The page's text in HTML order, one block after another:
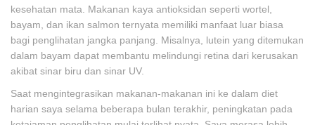
kesehatan mata. Makanan kaya antioksidan seperti wortel,
bayam, dan ikan salmon ternyata memiliki manfaat luar biasa
bagi penglihatan jangka panjang. Misalnya, lutein yang ditemukan
dalam bayam dapat membantu melindungi retina dari kerusakan
akibat sinar biru dan sinar UV.
Saat mengintegrasikan makanan-makanan ini ke dalam diet
harian saya selama beberapa bulan terakhir, peningkatan pada